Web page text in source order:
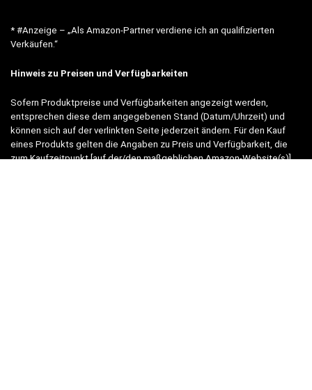
* #Anzeige – „Als Amazon-Partner verdiene ich an qualifizierten
Verkäufen.“
Hinweis zu Preisen und Verfügbarkeiten
Sofern Produktpreise und Verfügbarkeiten angezeigt werden,
entsprechen diese dem angegebenen Stand (Datum/Uhrzeit) und
können sich auf der verlinkten Seite jederzeit ändern. Für den Kauf
eines Produkts gelten die Angaben zu Preis und Verfügbarkeit, die
zum Kaufzeitpunkt [auf der/den maßgeblichen Amazon-Website(s)]